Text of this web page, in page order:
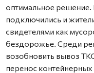
оптимальное
подключились и
свидетелями как
бездорожье. Среди
возобновить вывоз
перенос